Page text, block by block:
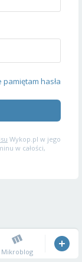
pamiętam hasła
Wykop.pl w jego
w całości,
Mikroblog